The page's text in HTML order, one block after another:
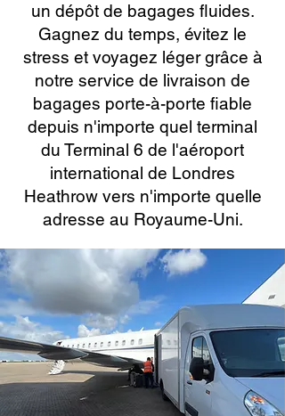
un dépôt de bagages fluides.
Gagnez du temps, évitez le
stress et voyagez léger grâce à
notre service de livraison de
bagages porte-à-porte fiable
depuis n'importe quel terminal
du Terminal 6 de l'aéroport
international de Londres
Heathrow vers n'importe quelle
adresse au Royaume-Uni.